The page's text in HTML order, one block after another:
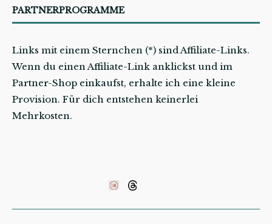
PARTNERPROGRAMME
Links mit einem Sternchen (*) sind Affiliate-Links.
Wenn du einen Affiliate-Link anklickst und im
Partner-Shop einkaufst, erhalte ich eine kleine
Provision. Für dich entstehen keinerlei
Mehrkosten.